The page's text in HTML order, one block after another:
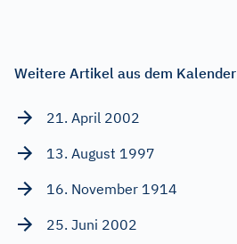
Weitere Artikel aus dem Kalender
21. April 2002
13. August 1997
16. November 1914
25. Juni 2002